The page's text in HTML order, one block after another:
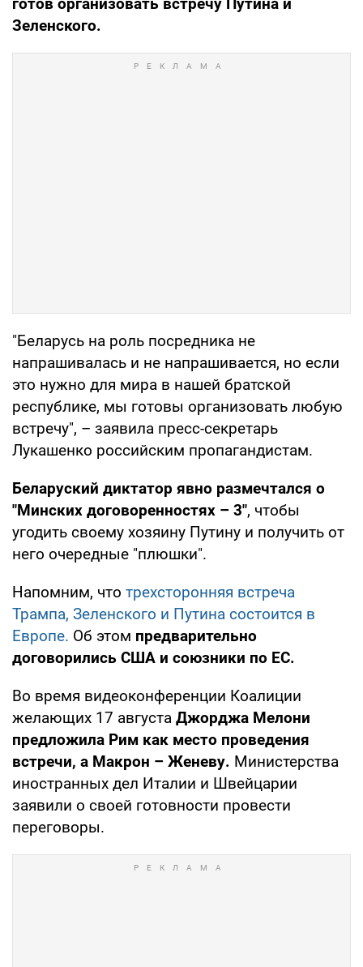
Зеленского.
"Беларусь на роль посредника не
напрашивалась и не напрашивается, но если
это нужно для мира в нашей братской
республике, мы готовы организовать любую
встречу", – заявила пресс-секретарь
Лукашенко российским пропагандистам.
Беларуский диктатор явно размечтался о
"Минских договоренностях – 3", чтобы
угодить своему хозяину Путину и получить от
него очередные "плюшки".
Напомним, что трехсторонняя встреча
Трампа, Зеленского и Путина состоится в
Европе. Об этом предварительно
договорились США и союзники по ЕС.
Во время видеоконференции Коалиции
желающих 17 августа Джорджа Мелони
предложила Рим как место проведения
встречи, а Макрон – Женеву. Министерства
иностранных дел Италии и Швейцарии
заявили о своей готовности провести
переговоры.